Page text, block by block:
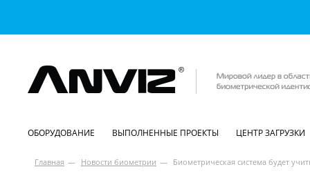
ОБОРУДОВАНИЕ ВЫПОЛНЕННЫЕ ПРОЕКТЫ ЦЕНТР ЗАГРУЗКИ
Главная — Новости биометрии — Биометрическая система будет